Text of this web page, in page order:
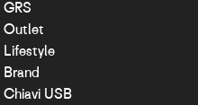
GRS
Outlet
Lifestyle
Brand
Chiavi USB